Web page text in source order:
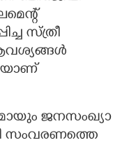
സ്ത്രീ
ജനസംഖ്യാ
സംവരണത്തെ